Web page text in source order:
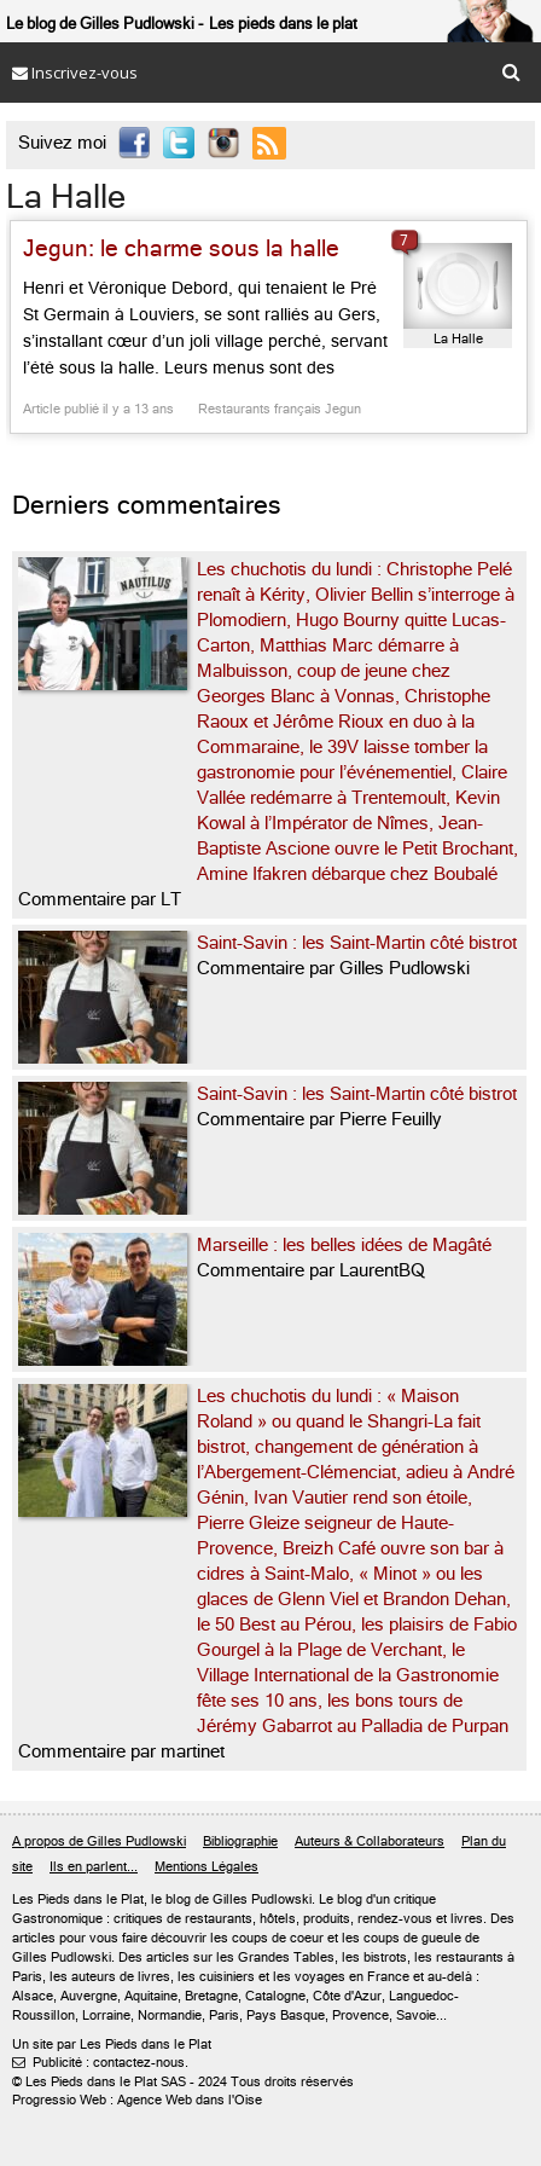
Le blog de Gilles Pudlowski Les pieds dans le plat
Inscrivez-vous
Suivez moi 
La Halle
Jegun: le charme sous la halle
Henri et Véronique Debord, qui tenaient le Pré
St Germain à Louviers, se sont ralliés au Gers,
s’installant cœur d’un joli village perché, servant
l’été sous la halle. Leurs menus sont des
risquer la ruine la terrine de foie gras mi-cuit ou
Article publié il y a 13 ans Restaurants français Jegun
La Halle
7
Derniers commentaires
Les chuchotis du lundi : Christophe Pelé
renaît à Kérity, Olivier Bellin s’interroge à
Plomodiern, Hugo Bourny quitte Lucas-
Carton, Matthias Marc démarre à
Malbuisson, coup de jeune chez
Georges Blanc à Vonnas, Christophe
Raoux et Jérôme Rioux en duo à la
Commaraine, le 39V laisse tomber la
gastronomie pour l’événementiel, Claire
Vallée redémarre à Trentemoult, Kevin
Kowal à l’Impérator de Nîmes, Jean-
Baptiste Ascione ouvre le Petit Brochant,
Amine Ifakren débarque chez Boubalé
Commentaire par LT
Saint-Savin : les Saint-Martin côté bistrot
Commentaire par Gilles Pudlowski
Saint-Savin : les Saint-Martin côté bistrot
Commentaire par Pierre Feuilly
Marseille : les belles idées de Magâté
Commentaire par LaurentBQ
Les chuchotis du lundi : « Maison
Roland » ou quand le Shangri-La fait
bistrot, changement de génération à
l’Abergement-Clémenciat, adieu à André
Génin, Ivan Vautier rend son étoile,
Pierre Gleize seigneur de Haute-
Provence, Breizh Café ouvre son bar à
cidres à Saint-Malo, « Minot » ou les
glaces de Glenn Viel et Brandon Dehan,
le 50 Best au Pérou, les plaisirs de Fabio
Gourgel à la Plage de Verchant, le
Village International de la Gastronomie
fête ses 10 ans, les bons tours de
Jérémy Gabarrot au Palladia de Purpan
Commentaire par martinet
A propos de Gilles Pudlowski Bibliographie Auteurs & Collaborateurs
Plan du
site
Ils en parlent... Mentions Légales
Les Pieds dans le Plat, le blog de Gilles Pudlowski. Le blog d'un critique
Gastronomique : critiques de restaurants, hôtels, produits, rendez-vous et livres. Des
articles pour vous faire découvrir les coups de coeur et les coups de gueule de
Gilles Pudlowski. Des articles sur les Grandes Tables, les bistrots, les restaurants à
Paris, les auteurs de livres, les cuisiniers et les voyages en France et au-delà :
Alsace, Auvergne, Aquitaine, Bretagne, Catalogne, Côte d'Azur, Languedoc-
Roussillon, Lorraine, Normandie, Paris, Pays Basque, Provence, Savoie...
Un site par Les Pieds dans le Plat
 Publicité : contactez-nous.
© Les Pieds dans le Plat SAS - 2024 Tous droits réservés
Progressio Web : Agence Web dans l'Oise